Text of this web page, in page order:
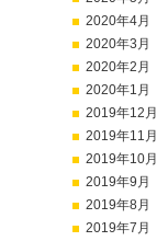
2020年4月
2020年3月
2020年2月
2020年1月
2019年12月
2019年11月
2019年10月
2019年9月
2019年8月
2019年7月